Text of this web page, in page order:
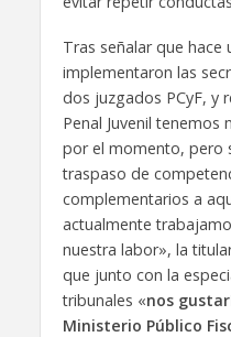
Tras señalar que hace
implementaron las
dos juzgados PCyF, y
Penal Juvenil
por el momento, pero
traspaso de
complementarios a
actualmente
nuestra labor», la
que junto con la
tribunales «nos
Ministerio Público